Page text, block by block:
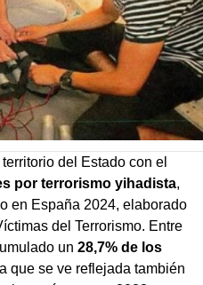
del Estado con el
por terrorismo yihadista,
en España 2024, elaborado
del Terrorismo. Entre
un 28,7% de los
que se ve reflejada también